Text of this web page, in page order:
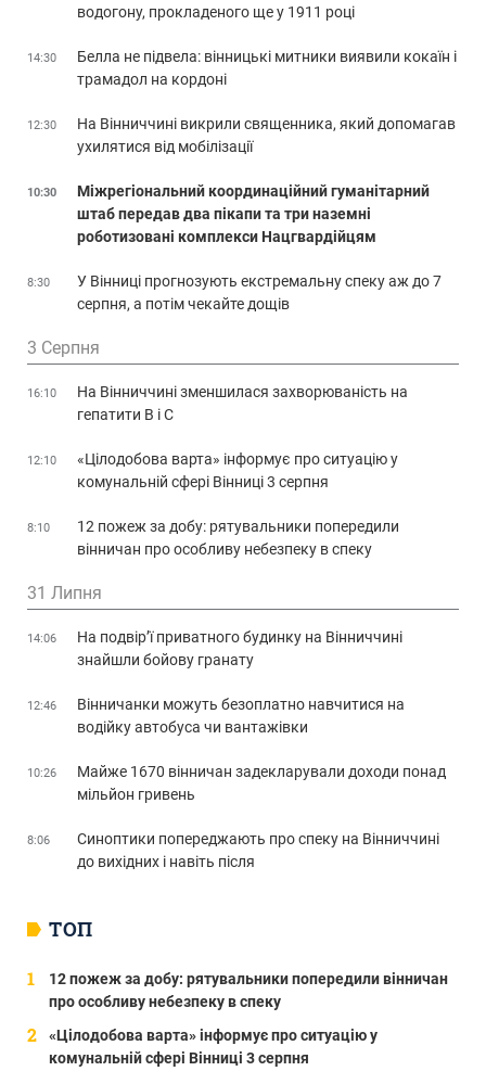
ТОП
12 пожеж за добу: рятувальники попередили вінничан
про особливу небезпеку в спеку
«Цілодобова варта» інформує про ситуацію у
комунальній сфері Вінниці 3 серпня
водогону, прокладеного ще у 1911 році
14:30
Белла не підвела: вінницькі митники виявили кокаїн і
трамадол на кордоні
12:30
На Вінниччині викрили священника, який допомагав
ухилятися від мобілізації
10:30
Міжрегіональний координаційний гуманітарний
штаб передав два пікапи та три наземні
роботизовані комплекси Нацгвардійцям
8:30
У Вінниці прогнозують екстремальну спеку аж до 7
серпня, а потім чекайте дощів
3 Серпня
16:10
На Вінниччині зменшилася захворюваність на
гепатити В і С
12:10
«Цілодобова варта» інформує про ситуацію у
комунальній сфері Вінниці 3 серпня
8:10
12 пожеж за добу: рятувальники попередили
вінничан про особливу небезпеку в спеку
31 Липня
14:06
На подвір’ї приватного будинку на Вінниччині
знайшли бойову гранату
12:46
Вінничанки можуть безоплатно навчитися на
водійку автобуса чи вантажівки
10:26
Майже 1670 вінничан задекларували доходи понад
мільйон гривень
8:06
Синоптики попереджають про спеку на Вінниччині
до вихідних і навіть після